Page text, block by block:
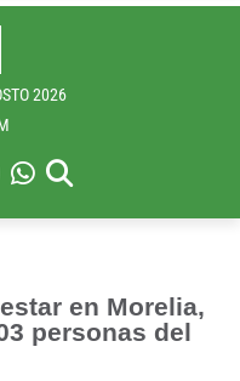
2026
en Morelia,
personas del